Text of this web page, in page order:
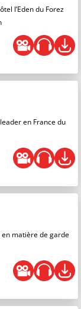
l’Eden du Forez
en France du
en matière de garde